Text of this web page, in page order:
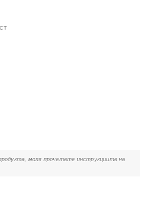
моля прочетете инструкциите на